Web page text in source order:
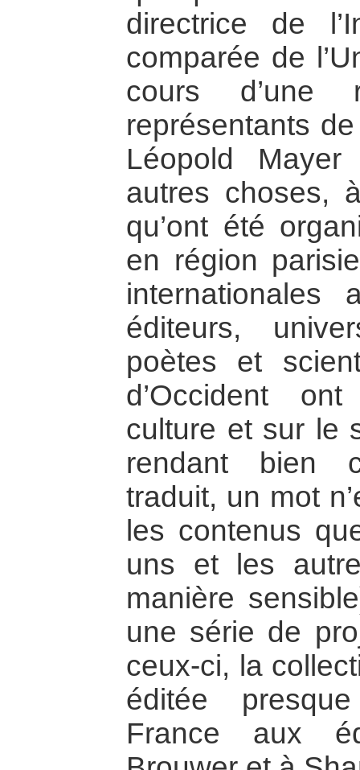
directrice de
comparée de
cours d’une
représentants
Léopold
autres choses,
qu’ont été
en région
internationales
éditeurs,
poètes et
d’Occident
culture et sur le
rendant bien
traduit, un mot
les contenus
uns et les
manière
une série de
ceux-ci, la
éditée
France aux